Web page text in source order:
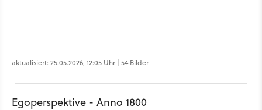
aktualisiert: 25.05.2026, 12:05 Uhr | 54 Bilder
Egoperspektive - Anno 1800